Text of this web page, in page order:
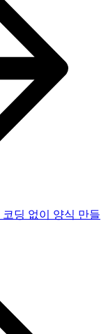
딩 없이 양식 만들